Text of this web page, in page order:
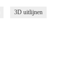
3D uitlijnen